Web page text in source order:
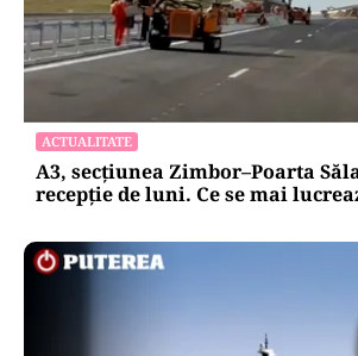
ACTUALITATE
A3, secțiunea Zimbor–Poarta
recepție de luni. Ce se mai